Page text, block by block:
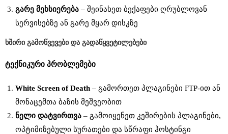
გარე მეხსიერება – შეინახეთ ბექაფები ღრუბლოვან
სერვისებზე ან გარე მყარ დისკზე
ხშირი გამოწვევები და გადაწყვეტილებები
ტექნიკური პრობლემები
White Screen of Death – გამორთეთ პლაგინები FTP-ით ან
მონაცემთა ბაზის მეშვეობით
ნელი დატვირთვა – გამოიყენეთ კეშირების პლაგინები,
ოპტიმიზებული სურათები და სწრაფი ჰოსტინგი